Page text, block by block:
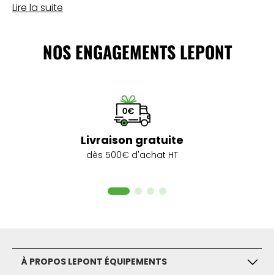
d'une batterie pour votre laser Leica Rugby, votre
vos exigences.
Explorez notre gamme complète de chargeurs Leica
et câbles de transfert pour assurer la performance
continue de vos instruments topographiques. Chez
ainsi que des câbles adaptés à divers modèles, tels
répondre aux besoins des professionnels de la
topographie et de la géomatique.
Lire la suite
NOS ENGAGEMENTS LEPONT
Livraison gratuite
dès 500€ d'achat HT
À PROPOS LEPONT ÉQUIPEMENTS